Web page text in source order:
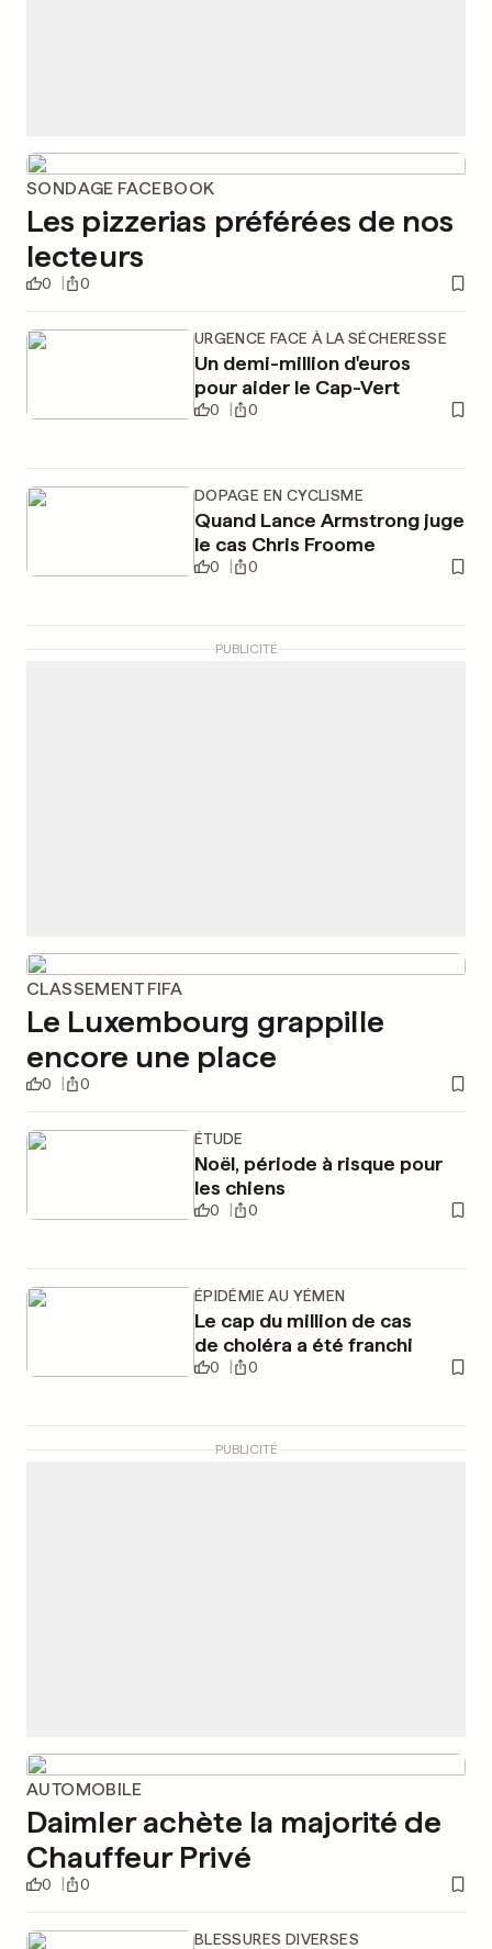
SONDAGE FACEBOOK
Les pizzerias préférées de nos
lecteurs
0 0
URGENCE FACE À LA SÉCHERESSE
Un demi-million d'euros
pour aider le Cap-Vert
0 0
DOPAGE EN CYCLISME
Quand Lance Armstrong juge
le cas Chris Froome
0 0
PUBLICITÉ
CLASSEMENT FIFA
Le Luxembourg grappille
encore une place
0 0
ÉTUDE
Noël, période à risque pour
les chiens
0 0
ÉPIDÉMIE AU YÉMEN
Le cap du million de cas
de choléra a été franchi
0 0
PUBLICITÉ
AUTOMOBILE
Daimler achète la majorité de
Chauffeur Privé
0 0
BLESSURES DIVERSES